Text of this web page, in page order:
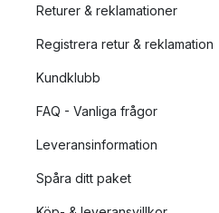
Returer & reklamationer
Registrera retur & reklamation
Kundklubb
FAQ - Vanliga frågor
Leveransinformation
Spåra ditt paket